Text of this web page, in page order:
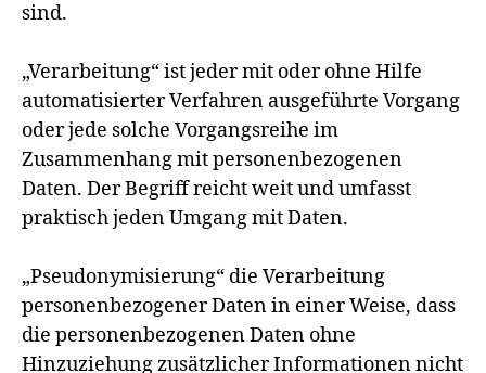
sind.
„Verarbeitung“ ist jeder mit oder ohne Hilfe
automatisierter Verfahren ausgeführte Vorgang
oder jede solche Vorgangsreihe im
Zusammenhang mit personenbezogenen
Daten. Der Begriff reicht weit und umfasst
praktisch jeden Umgang mit Daten.
„Pseudonymisierung“ die Verarbeitung
personenbezogener Daten in einer Weise, dass
die personenbezogenen Daten ohne
Hinzuziehung zusätzlicher Informationen nicht